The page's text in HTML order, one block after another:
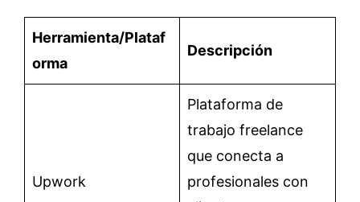
Herramienta/Plataf
orma
Descripción
Upwork
Plataforma de
trabajo freelance
que conecta a
profesionales con